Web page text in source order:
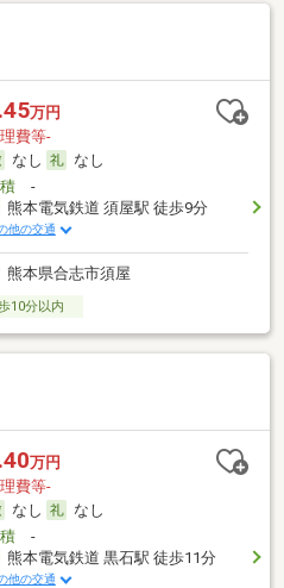
万円
費等-
なし
なし
-
熊本電気鉄道 須屋駅 徒歩9分
他の交通
熊本県合志市須屋
10分以内
万円
費等-
なし
なし
-
熊本電気鉄道 黒石駅 徒歩11分
他の交通